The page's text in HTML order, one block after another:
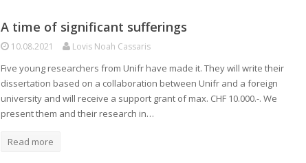
A time of significant sufferings
10.08.2021 Lovis Noah Cassaris
Five young researchers from Unifr have made it. They will write their
dissertation based on a collaboration between Unifr and a foreign
university and will receive a support grant of max. CHF 10.000.-. We
present them and their research in…
Read more